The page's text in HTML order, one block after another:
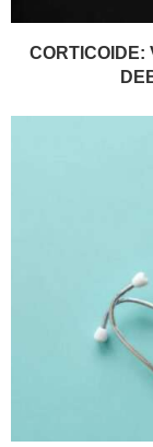
CORTICOIDE: